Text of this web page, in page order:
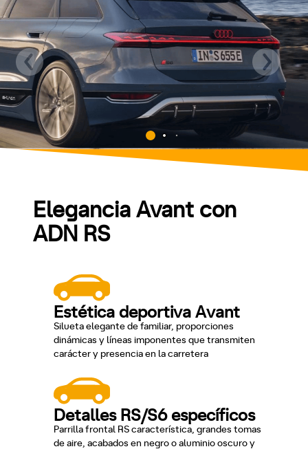
Elegancia Avant con
ADN RS
Estética deportiva Avant
Silueta elegante de familiar, proporciones
dinámicas y líneas imponentes que transmiten
carácter y presencia en la carretera
Detalles RS/S6 específicos
Parrilla frontal RS característica, grandes tomas
de aire, acabados en negro o aluminio oscuro y